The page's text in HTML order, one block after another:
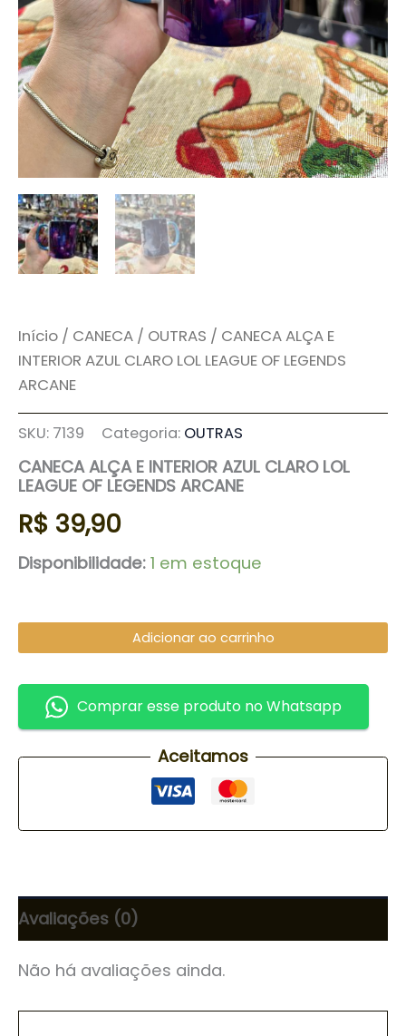
Início / CANECA / OUTRAS / CANECA ALÇA E
INTERIOR AZUL CLARO LOL LEAGUE OF LEGENDS
ARCANE
SKU: 7139 Categoria: OUTRAS
CANECA ALÇA E INTERIOR AZUL CLARO LOL
LEAGUE OF LEGENDS ARCANE
R$ 39,90
Disponibilidade: 1 em estoque
Adicionar ao carrinho
Comprar esse produto no Whatsapp
Aceitamos
Avaliações (0)
Não há avaliações ainda.